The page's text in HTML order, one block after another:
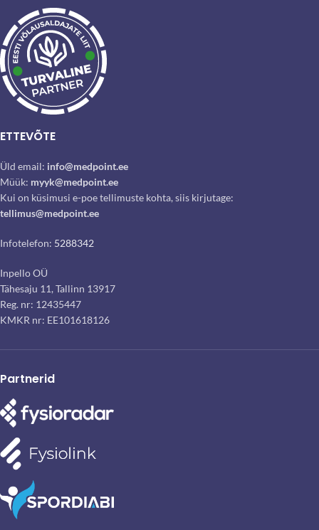
ETTEVÕTE
Üld email: info@medpoint.ee
Müük: myyk@medpoint.ee
Kui on küsimusi e-poe tellimuste kohta, siis kirjutage:
tellimus@medpoint.ee
Infotelefon: 5288342
Inpello OÜ
Tähesaju 11, Tallinn 13917
Reg. nr: 12435447
KMKR nr: EE101618126
Partnerid